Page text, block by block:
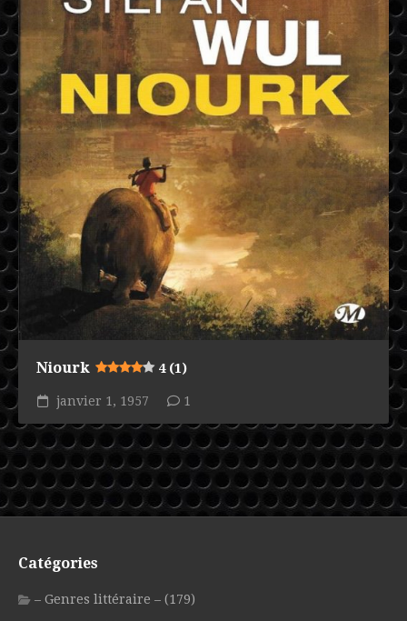
Niourk 4 (1)
janvier 1, 1957 1
Catégories
– Genres littéraire – (179)